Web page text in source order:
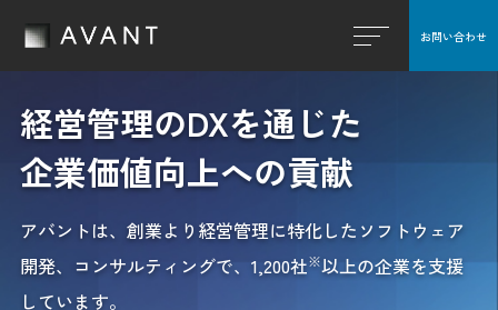
お問い合わせ
経営管理のDXを通じた
企業価値向上への貢献
アバントは、創業より経営管理に特化したソフトウェア
開発、コンサルティングで、 1,200社※以上の企業を支援
しています。